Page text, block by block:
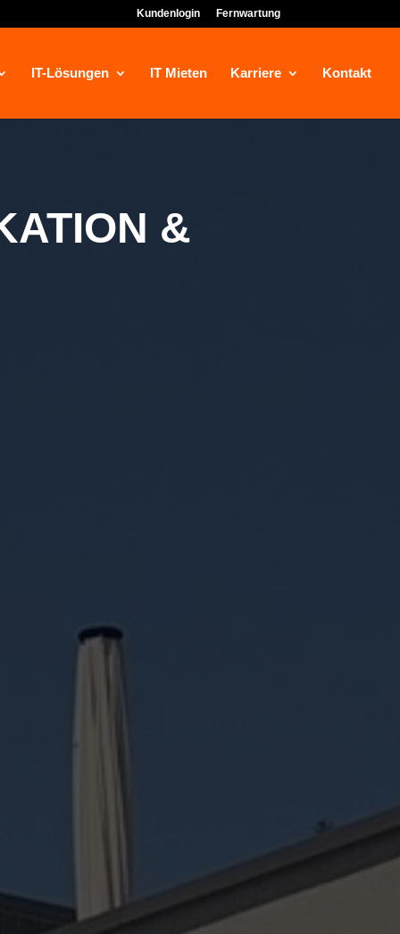
Kundenlogin Fernwartung
IT-Lösungen IT Mieten Karriere Kontakt
&